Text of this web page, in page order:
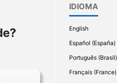
IDIOMA
English
Español (España)
Português (Brasil)
Français (France)